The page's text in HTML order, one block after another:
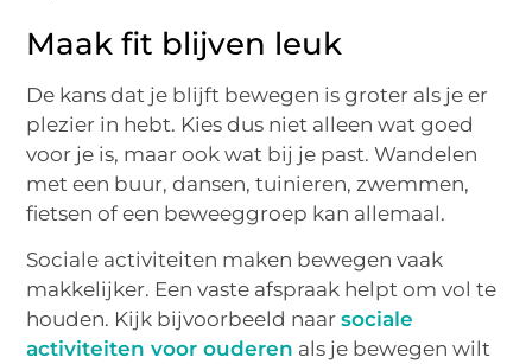
Maak fit blijven leuk
De kans dat je blijft bewegen is groter als je er
plezier in hebt. Kies dus niet alleen wat goed
voor je is, maar ook wat bij je past. Wandelen
met een buur, dansen, tuinieren, zwemmen,
fietsen of een beweeggroep kan allemaal.
Sociale activiteiten maken bewegen vaak
makkelijker. Een vaste afspraak helpt om vol te
houden. Kijk bijvoorbeeld naarsociale
activiteiten voor ouderen als je bewegen wilt